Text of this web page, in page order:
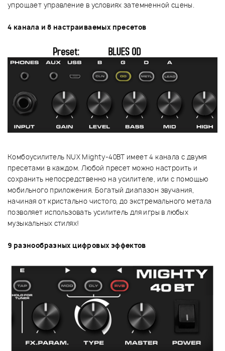
упрощает управление в условиях затемненной сцены.
4 канала и 8 настраиваемых пресетов
Комбоусилитель NUX Mighty-40BT имеет 4 канала с двумя
пресетами в каждом. Любой пресет можно настроить и
сохранить непосредственно на усилителе, или с помощью
мобильного приложения. Богатый диапазон звучания,
начиная от кристально чистого, до экстремального метала
позволяет использовать усилитель для игры в любых
музыкальных стилях!
9 разнообразных цифровых эффектов